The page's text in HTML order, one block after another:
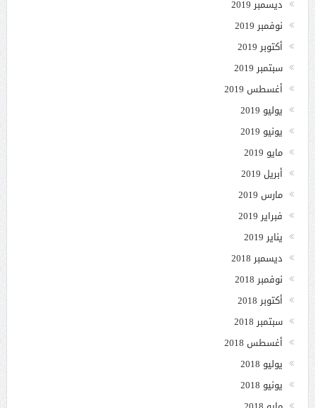
ديسمبر 2019
نوفمبر 2019
أكتوبر 2019
سبتمبر 2019
أغسطس 2019
يوليو 2019
يونيو 2019
مايو 2019
أبريل 2019
مارس 2019
فبراير 2019
يناير 2019
ديسمبر 2018
نوفمبر 2018
أكتوبر 2018
سبتمبر 2018
أغسطس 2018
يوليو 2018
يونيو 2018